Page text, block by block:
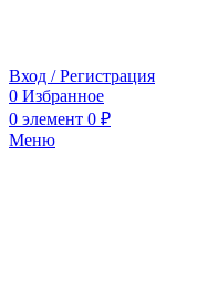
Вход / Регистрация
0 Избранное
0 элемент 0 ₽
Меню